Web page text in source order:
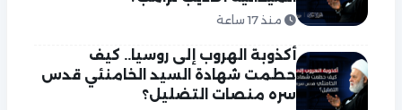
منذ 17 ساعة
أكذوبة الهروب إلى روسيا.. كيف
حطمت شهادة السيد الخامنئي قدس
سره منصات التضليل؟